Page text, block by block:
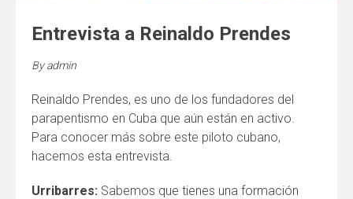
Entrevista a Reinaldo Prendes
Byadmin
Reinaldo Prendes, es uno de los fundadores del
parapentismo en Cuba que aún están en activo.
Para conocer más sobre este piloto cubano,
hacemos esta entrevista.
Urribarres: Sabemos que tienes una formación